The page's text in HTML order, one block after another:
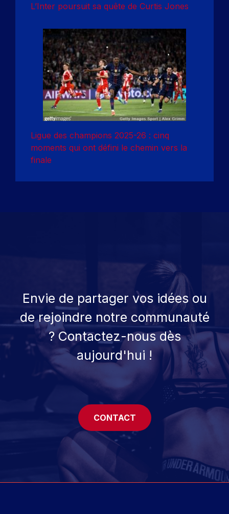
L’Inter poursuit sa quête de Curtis Jones
Ligue des champions 2025-26 : cinq
moments qui ont défini le chemin vers la
finale
Envie de partager vos idées ou
de rejoindre notre communauté
? Contactez-nous dès
aujourd'hui !
CONTACT